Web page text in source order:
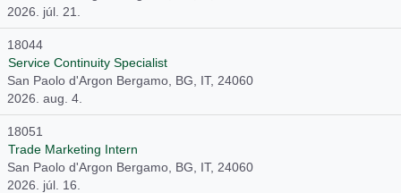
2026. júl. 21.
18044
Service Continuity Specialist
San Paolo d'Argon Bergamo, BG, IT, 24060
2026. aug. 4.
18051
Trade Marketing Intern
San Paolo d'Argon Bergamo, BG, IT, 24060
2026. júl. 16.